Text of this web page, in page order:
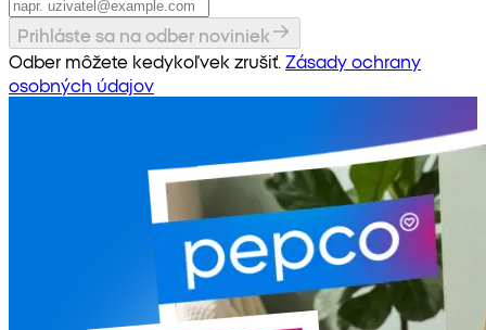
Prihláste sa na odber noviniek
Odber môžete kedykoľvek zrušiť. Zásady ochrany
osobných údajov